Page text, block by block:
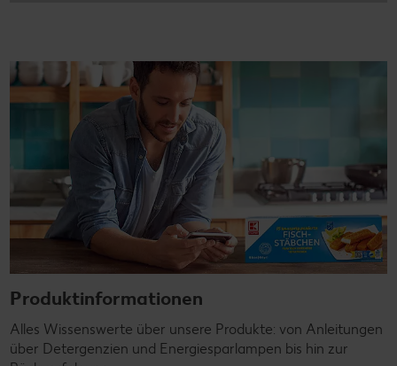
Produktinformationen
Alles Wissenswerte über unsere Produkte: von Anleitungen
über Detergenzien und Energiesparlampen bis hin zur